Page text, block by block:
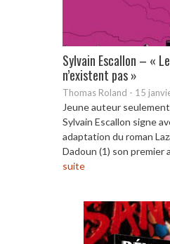
Sylvain Escallon – «
n’existent pas »
Thomas Roland - 15
Jeune auteur
Sylvain Escallon signe
adaptation du roman
Dadoun (1) son premier
suite